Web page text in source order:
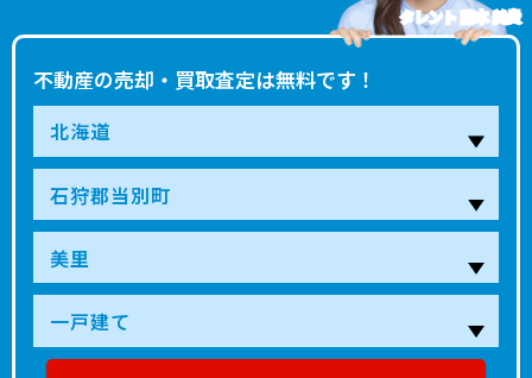
不動産の売却・買取査定は無料です！
タレント 藤本 美貴